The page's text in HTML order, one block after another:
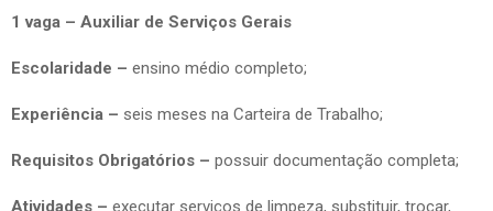
1 vaga – Auxiliar de Serviços Gerais
Escolaridade – ensino médio completo;
Experiência – seis meses na Carteira de Trabalho;
Requisitos Obrigatórios – possuir documentação completa;
Atividades – executar serviços de limpeza, substituir, trocar,